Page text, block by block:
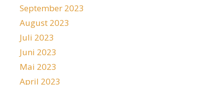
September 2023
August 2023
Juli 2023
Juni 2023
Mai 2023
April 2023